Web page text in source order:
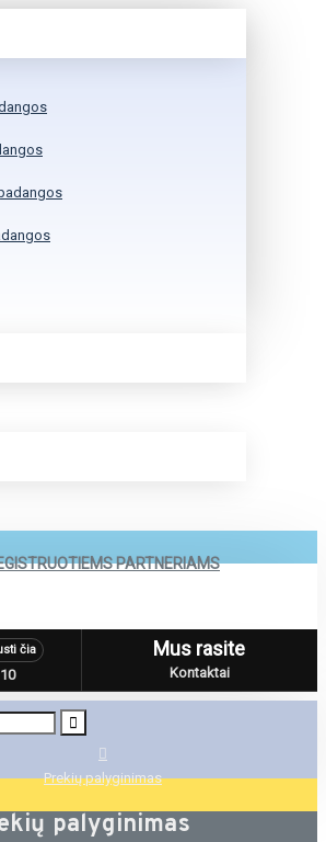
PARTNERIAMS
čia Mus rasite
Kontaktai
Prekių palyginimas
palyginimas